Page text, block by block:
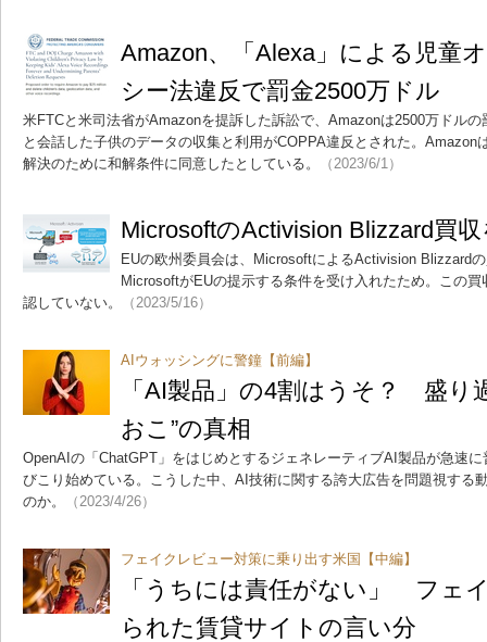
Amazon、「Alexa」による児童
シー法違反で罰金2500万ドル
米FTCと米司法省がAmazonを提訴した訴訟で、Amazonは2500万ドル
と会話した子供のデータの収集と利用がCOPPA違反とされた。Amazon
解決のために和解条件に同意したとしている。
（2023/6/1）
MicrosoftのActivision Blizzard買
EUの欧州委員会は、MicrosoftによるActivision Blizzard
MicrosoftがEUの提示する条件を受け入れたため。この
認していない。
（2023/5/16）
AIウォッシングに警鐘【前編】
「AI製品」の4割はうそ？ 盛り
おこ”の真相
OpenAIの「ChatGPT」をはじめとするジェネレーティブAI製品が急速に
びこり始めている。こうした中、AI技術に関する誇大広告を問題視する
のか。
（2023/4/26）
フェイクレビュー対策に乗り出す米国【中編】
「うちには責任がない」 フェ
られた賃貸サイトの言い分